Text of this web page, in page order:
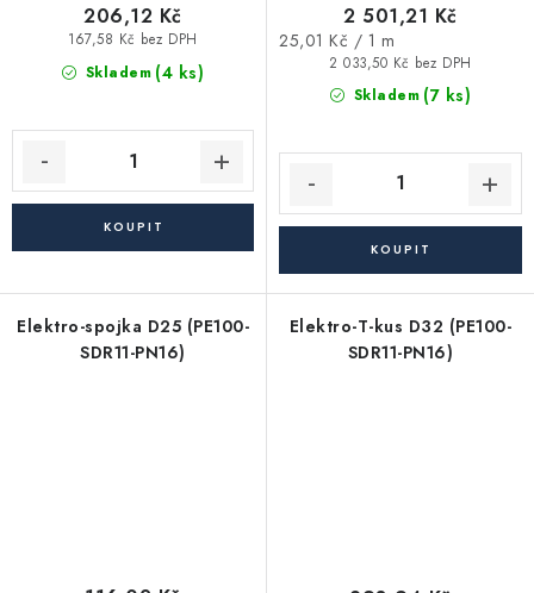
Skladem (4 ks)
167,58 Kč bez DPH
206,12 Kč
Skladem (7 ks)
2 033,50 Kč bez DPH
2 501,21 Kč
Měrná
25,01 Kč / 1 m
Elektro-spojka D25 (PE100-
SDR11-PN16)
Elektro-T-kus D32 (PE100-
SDR11-PN16)